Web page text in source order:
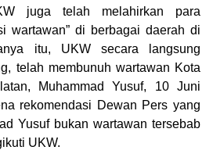
juga telah melahirkan para
wartawan” di berbagai daerah di
itu, UKW secara langsung
telah membunuh wartawan Kota
Muhammad Yusuf, 10 Juni
rekomendasi Dewan Pers yang
Yusuf bukan wartawan tersebab
UKW.